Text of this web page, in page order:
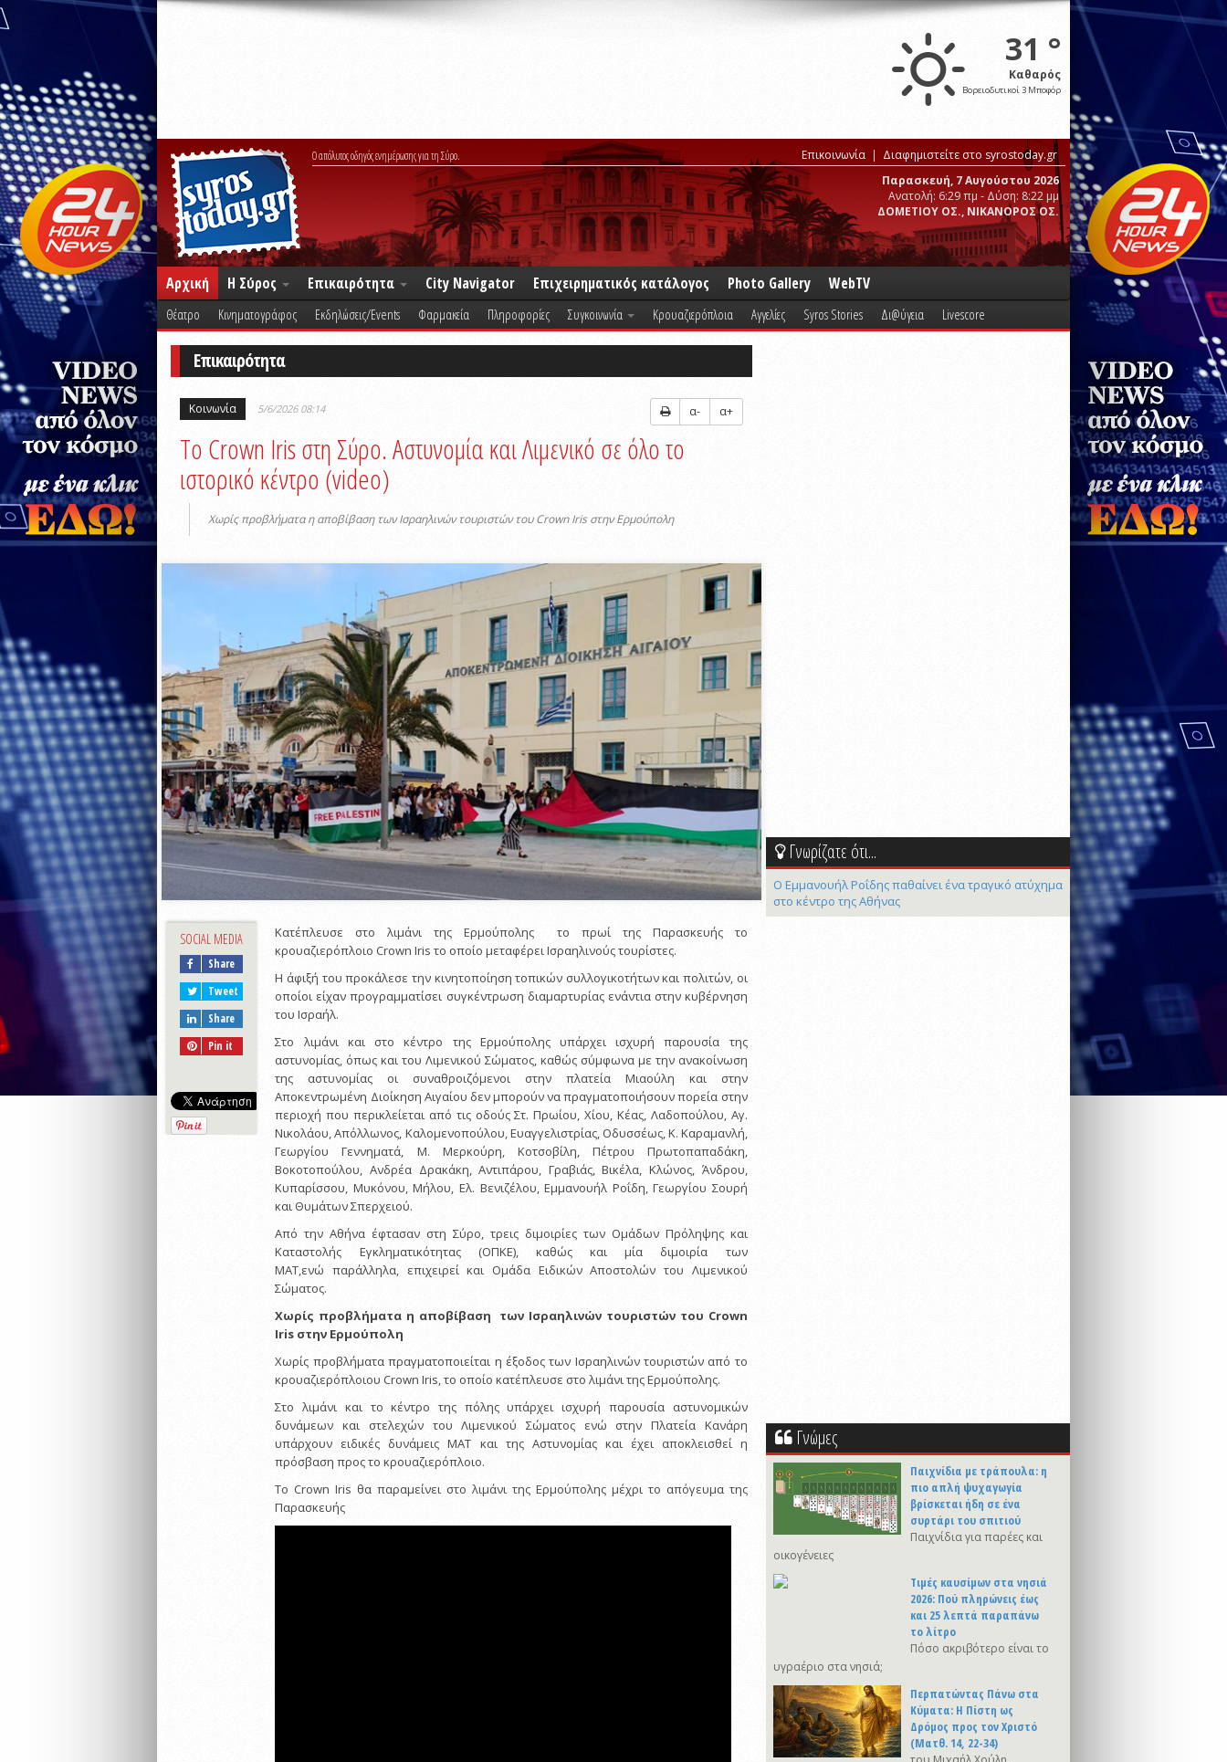
31 °
Καθαρός
Βορειοδυτικοί 3 Μποφόρ
Ο απόλυτος οδηγός ενημέρωσης για τη Σύρο. Επικοινωνία
Διαφημιστείτε στο syrostoday.gr
Παρασκευή, 7 Αυγούστου 2026
Ανατολή: 6:29 πμ - Δύση: 8:22 μμ
ΔΟΜΕΤΙΟΥ ΟΣ., ΝΙΚΑΝΟΡΟΣ ΟΣ.
Αρχική Η Σύρος Επικαιρότητα City Navigator Επιχειρηματικός κατάλογος Photo Gallery WebTV
Θέατρο Κινηματογράφος Εκδηλώσεις/Events Φαρμακεία Πληροφορίες Συγκοινωνία Κρουαζιερόπλοια Αγγελίες Syros Stories Δι@ύγεια Livescore
Επικαιρότητα
Κοινωνία 5/6/2026 08:14 α- α+
Το Crown Iris στη Σύρο. Αστυνομία και Λιμενικό σε όλο το
ιστορικό κέντρο (video)
Χωρίς προβλήματα η αποβίβαση των Ισραηλινών τουριστών του Crown Iris στην Ερμούπολη
SOCIAL MEDIA
Share
Tweet
Share
Pin it
Κατέπλευσε στο λιμάνι της Ερμούπολης το πρωί της Παρασκευής το
κρουαζιερόπλοιο Crown Iris το οποίο μεταφέρει Ισραηλινούς τουρίστες.
Η άφιξή του προκάλεσε την κινητοποίηση τοπικών συλλογικοτήτων και πολιτών, οι
οποίοι είχαν προγραμματίσει συγκέντρωση διαμαρτυρίας ενάντια στην κυβέρνηση
του Ισραήλ.
Στο λιμάνι και στο κέντρο της Ερμούπολης υπάρχει ισχυρή παρουσία της
αστυνομίας, όπως και του Λιμενικού Σώματος, καθώς σύμφωνα με την ανακοίνωση
της αστυνομίας οι συναθροιζόμενοι στην πλατεία Μιαούλη και στην
Αποκεντρωμένη Διοίκηση Αιγαίου δεν μπορούν να πραγματοποιήσουν πορεία στην
περιοχή που περικλείεται από τις οδούς Στ. Πρωίου, Χίου, Κέας, Λαδοπούλου, Αγ.
Νικολάου, Απόλλωνος, Καλομενοπούλου, Ευαγγελιστρίας, Οδυσσέως, Κ. Καραμανλή,
Γεωργίου Γεννηματά, Μ. Μερκούρη, Κοτσοβίλη, Πέτρου Πρωτοπαπαδάκη,
Βοκοτοπούλου, Ανδρέα Δρακάκη, Αντιπάρου, Γραβιάς, Βικέλα, Κλώνος, Άνδρου,
Κυπαρίσσου, Μυκόνου, Μήλου, Ελ. Βενιζέλου, Εμμανουήλ Ροΐδη, Γεωργίου Σουρή
και Θυμάτων Σπερχειού.
Από την Αθήνα έφτασαν στη Σύρο, τρεις διμοιρίες των Ομάδων Πρόληψης και
Καταστολής Εγκληματικότητας (ΟΠΚΕ), καθώς και μία διμοιρία των
ΜΑΤ,ενώ παράλληλα, επιχειρεί και Ομάδα Ειδικών Αποστολών του Λιμενικού
Σώματος.
Χωρίς προβλήματα η αποβίβαση των Ισραηλινών τουριστών του Crown
Iris στην Ερμούπολη
Χωρίς προβλήματα πραγματοποιείται η έξοδος των Ισραηλινών τουριστών από το
κρουαζιερόπλοιου Crown Iris, το οποίο κατέπλευσε στο λιμάνι της Ερμούπολης.
Στο λιμάνι και το κέντρο της πόλης υπάρχει ισχυρή παρουσία αστυνομικών
δυνάμεων και στελεχών του Λιμενικού Σώματος ενώ στην Πλατεία Κανάρη
υπάρχουν ειδικές δυνάμεις ΜΑΤ και της Αστυνομίας και έχει αποκλεισθεί η
πρόσβαση προς το κρουαζιερόπλοιο.
Το Crown Iris θα παραμείνει στο λιμάνι της Ερμούπολης μέχρι το απόγευμα της
Παρασκευής
Γνωρίζατε ότι...
Ο Εμμανουήλ Ροΐδης παθαίνει ένα τραγικό ατύχημα
στο κέντρο της Αθήνας
Γνώμες
Παιχνίδια με τράπουλα: η
πιο απλή ψυχαγωγία
βρίσκεται ήδη σε ένα
συρτάρι του σπιτιού
Παιχνίδια για παρέες και
οικογένειες
Τιμές καυσίμων στα νησιά
2026: Πού πληρώνεις έως
και 25 λεπτά παραπάνω
το λίτρο
Πόσο ακριβότερο είναι το
υγραέριο στα νησιά;
Περπατώντας Πάνω στα
Κύματα: Η Πίστη ως
Δρόμος προς τον Χριστό
(Ματθ. 14, 22-34)